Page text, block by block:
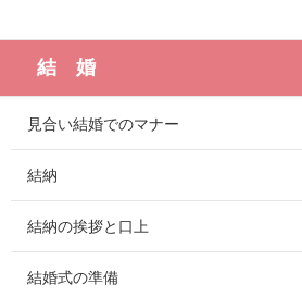
結 婚
見合い結婚でのマナー
結納
結納の挨拶と口上
結婚式の準備